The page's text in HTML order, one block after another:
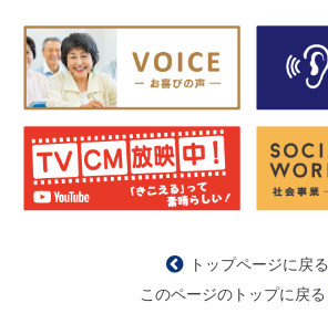
トップページに戻る
このページのトップに戻る